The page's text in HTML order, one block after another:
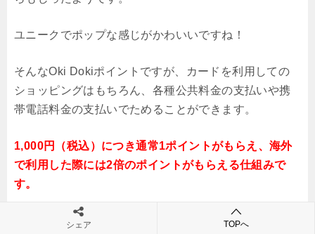
ユニークでポップな感じがかわいいですね！
そんなOki Dokiポイントですが、カードを利用しての
ショッピングはもちろん、各種公共料金の支払いや携
帯電話料金の支払いでためることができます。
1,000円（税込）につき通常1ポイントがもらえ、海外
で利用した際には2倍のポイントがもらえる仕組みで
す。
※海外での利用は「MyJチェック」の登録が必要です。
シェア TOPへ